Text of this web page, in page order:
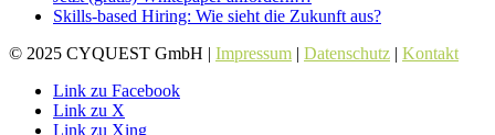
Skills-based Hiring: Wie sieht die Zukunft aus?
© 2025 CYQUEST GmbH | Impressum | Datenschutz | Kontakt
Link zu Facebook
Link zu X
Link zu Xing